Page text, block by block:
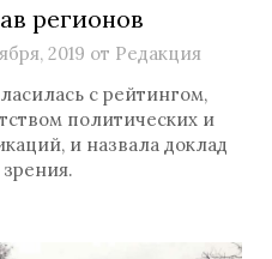
регионов
2019 от Редакция
с рейтингом,
политических и
и назвала доклад